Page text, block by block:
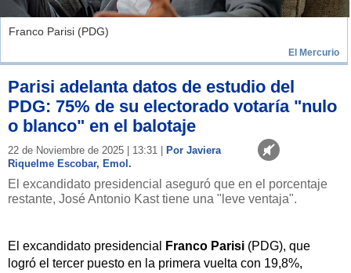
Franco Parisi (PDG)
El Mercurio
Parisi adelanta datos de estudio del
PDG: 75% de su electorado votaría "nulo
o blanco" en el balotaje
22 de Noviembre de 2025 | 13:31 |
Por Javiera
Riquelme Escobar, Emol.
El excandidato presidencial aseguró que en el porcentaje
restante, José Antonio Kast tiene una "leve ventaja".
El excandidato presidencial Franco Parisi (PDG), que
logró el tercer puesto en la primera vuelta con 19,8%,